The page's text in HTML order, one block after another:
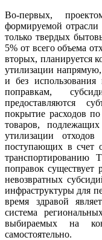
Во-первых,
формируемой отрасли
только твердых
5% от всего объема
вторых, планируется
утилизации напрямую,
и без использования
поправкам,
предоставляются
покрытие расходов
товаров,
утилизации
поступающих в счет
транспортированию
поправок существует
невозвратных
инфраструктуры для
время здравой
система
выбираемых на
самостоятельно.